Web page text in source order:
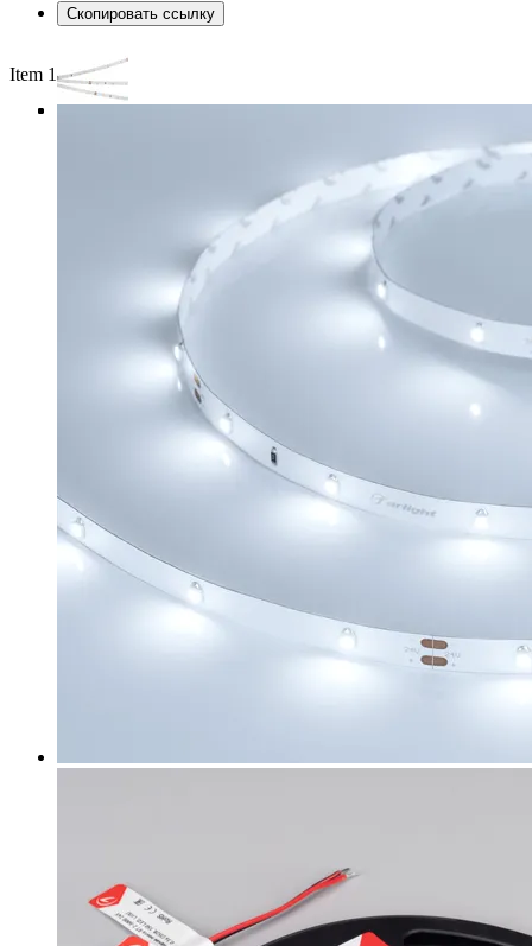
Скопировать ссылку
Item 1 of 4